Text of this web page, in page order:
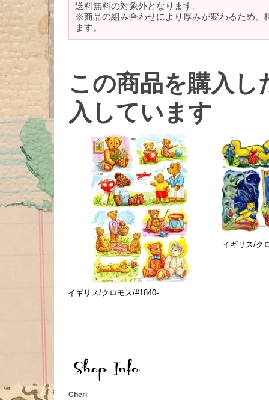
送料無料の対象外となります。
※商品の組み合わせにより厚みが変わるため、
ます。
この商品を購入し
入しています
イギリス/クロモス/#1840-
イギリス/ク
Cheri